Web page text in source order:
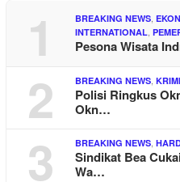
1 BREAKING NEWS
INTERNATIONAL
Pesona Wisata
2 BREAKING NEWS
Polisi Ringkus
Okn…
3 BREAKING NEWS
Sindikat Bea
Wa…